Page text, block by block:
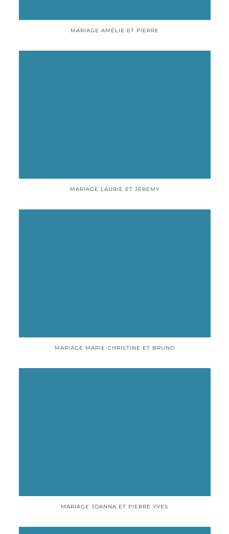
MARIAGE AMÉLIE ET PIERRE
MARIAGE LAURIE ET JÉRÉMY
MARIAGE MARIE-CHRISTINE ET BRUNO
MARIAGE JOANNA ET PIERRE YVES